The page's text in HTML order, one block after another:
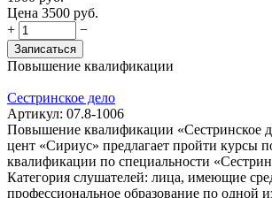
Цена 3500 руб.
+
−
Записаться
Повышение квалификации
Сестринское дело
Артикул: 07.8-1006
Повышение квалификации «Сестринское
цент «Сириус» предлагает пройти курсы
квалификации по специальности
Категория слушателей: лица, имеющие
профессиональное образование по одной